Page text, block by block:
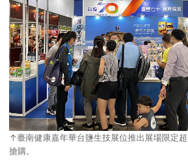
↑臺南健康嘉年華台鹽生技展位推出展場限定
搶購。